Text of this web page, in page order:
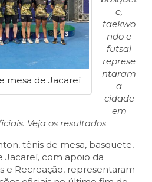
mesa de Jacareí
e,
taekwo
ndo e
futsal
represe
ntaram
a
cidade
em
Veja os resultados
tênis de mesa, basquete,
com apoio da
e Recreação, representaram